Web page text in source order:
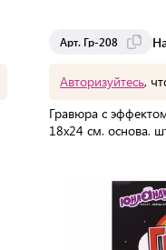
Арт. Гр-208
Авторизуйтесь,
Гравюра с
18х24 см, основа,
Доставка от